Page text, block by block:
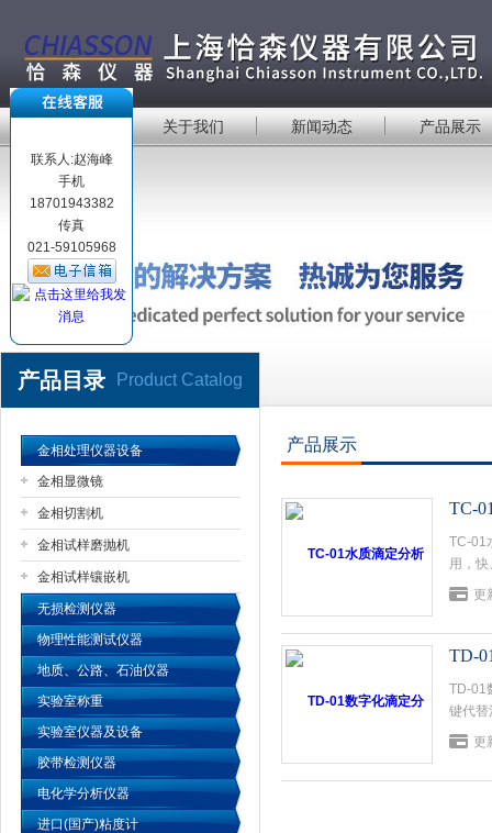
公司名称
关于我们 新闻动态 产品展示
产品目录 Product Catalog
金相处理仪器设备
金相显微镜
金相切割机
金相试样磨抛机
金相试样镶嵌机
无损检测仪器
物理性能测试仪器
地质、公路、石油仪器
实验室称重
实验室仪器及设备
胶带检测仪器
电化学分析仪器
进口(国产)粘度计
产品展示
TC-
TC-01
用，
项检测
更
TD-
TD-01
键代替
果仪器
更
联系人:赵海峰
手机
18701943382
传真
021-59105968